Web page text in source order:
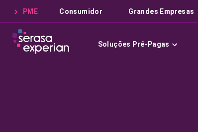
PME Consumidor Grandes Empresas
Soluções Pré-Pagas